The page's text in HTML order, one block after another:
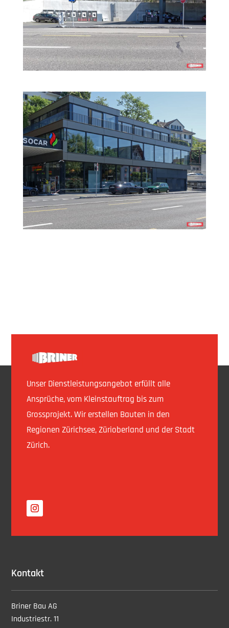
Unser Dienstleistungsangebot erfüllt alle
Ansprüche, vom Kleinstauftrag bis zum
Grossprojekt.Wir erstellen Bauten in den
Regionen Zürichsee, Zürioberland und der Stadt
Zürich.
Kontakt
Briner Bau AG
Industriestr. 11